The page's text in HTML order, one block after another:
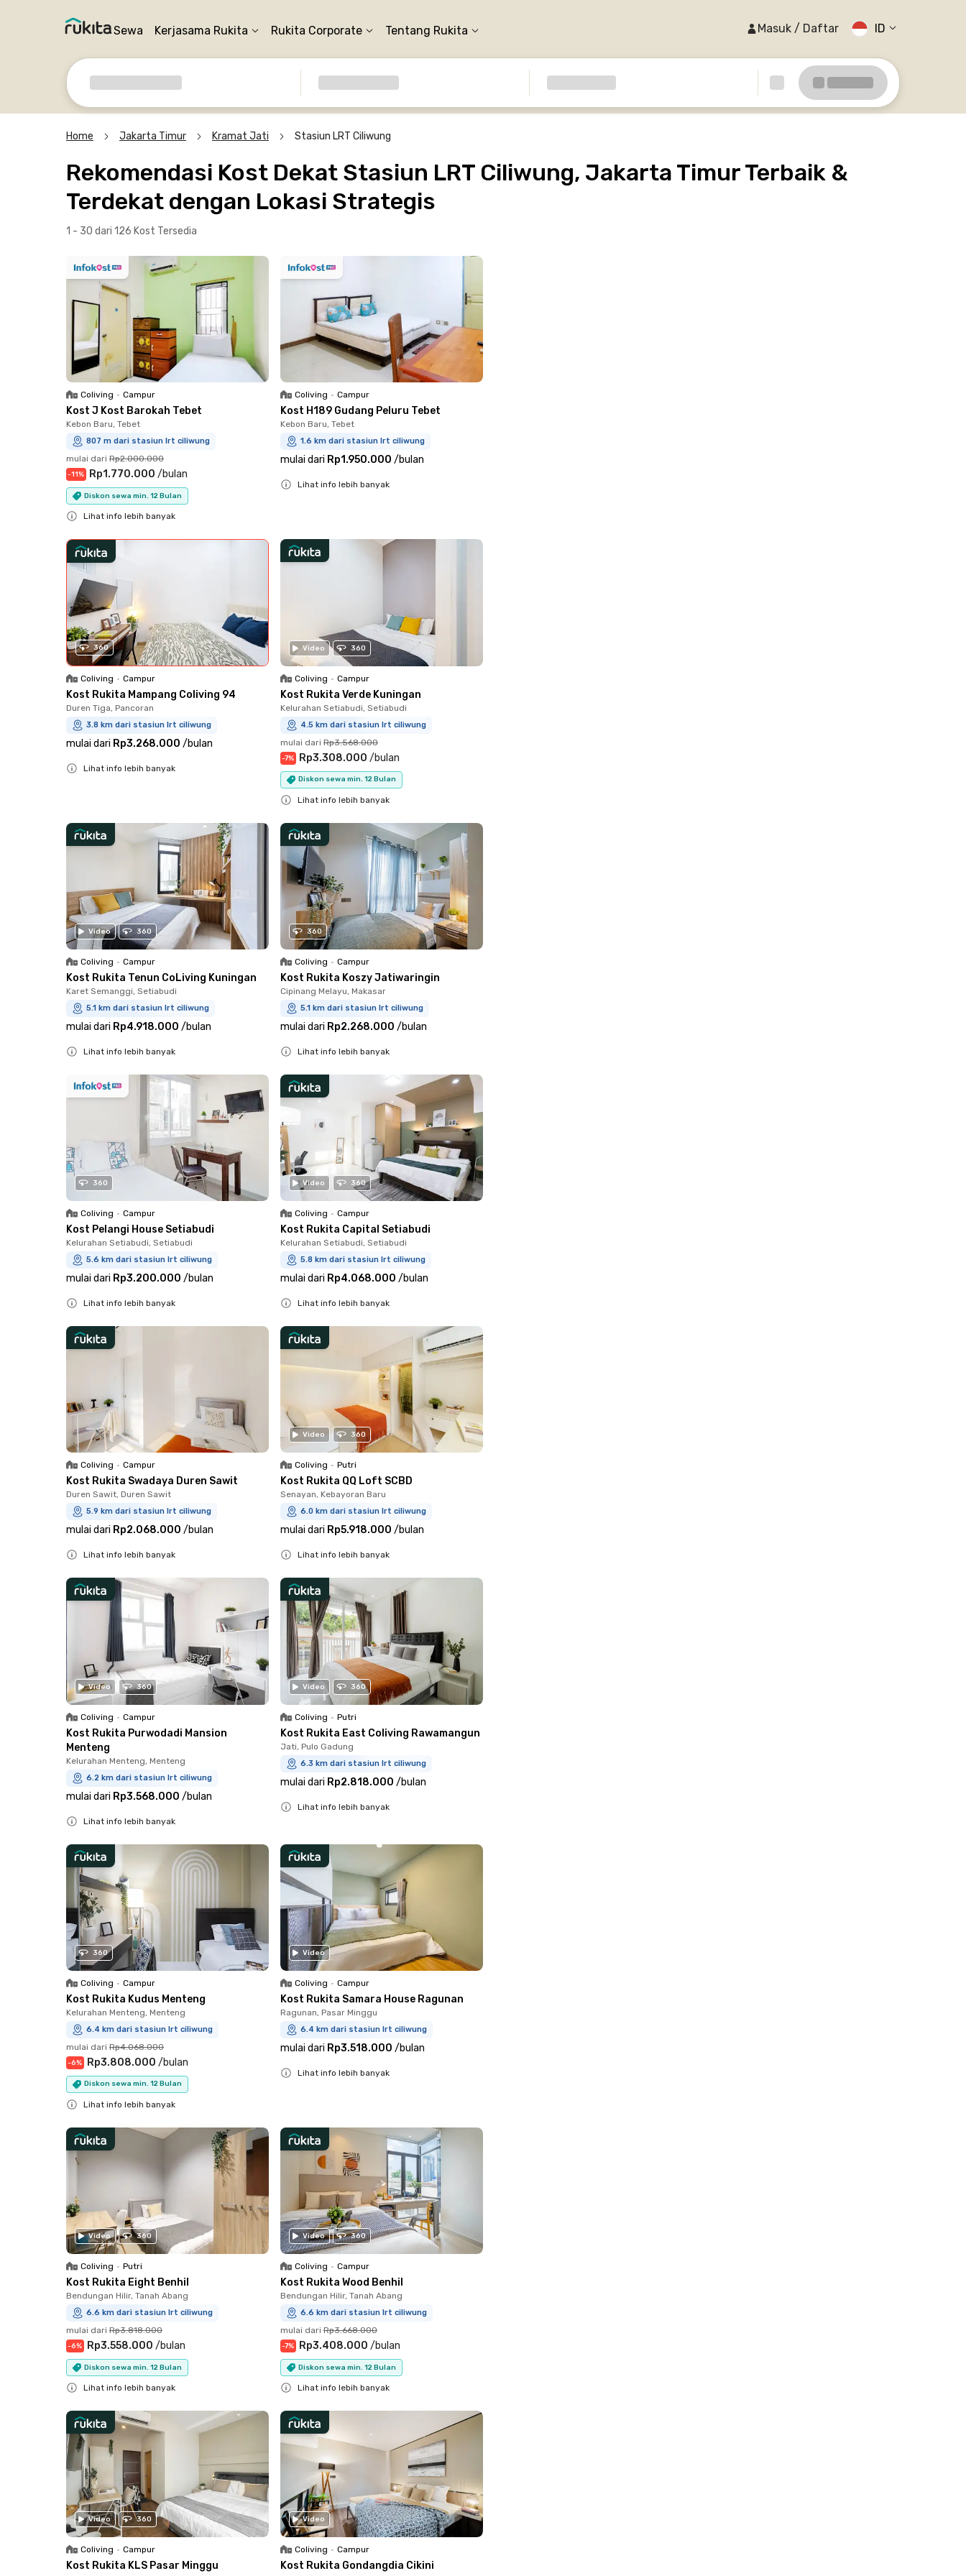
Sewa Kerjasama Rukita Rukita Corporate Tentang Rukita Masuk / Daftar ID
Home Jakarta Timur Kramat Jati Stasiun LRT Ciliwung
Rekomendasi Kost Dekat Stasiun LRT Ciliwung, Jakarta Timur Terbaik &
Terdekat dengan Lokasi Strategis
1 - 30 dari 126 Kost Tersedia
Coliving • Campur
Kost J Kost Barokah Tebet
Kebon Baru, Tebet
807 m dari stasiun lrt ciliwung
mulai dari Rp2.000.000
-11% Rp1.770.000 /bulan
Diskon sewa min. 12 Bulan
Lihat info lebih banyak
Coliving • Campur
Kost H189 Gudang Peluru Tebet
Kebon Baru, Tebet
1.6 km dari stasiun lrt ciliwung
mulai dari Rp1.950.000 /bulan
Lihat info lebih banyak
360
Coliving • Campur
Kost Rukita Mampang Coliving 94
Duren Tiga, Pancoran
3.8 km dari stasiun lrt ciliwung
mulai dari Rp3.268.000 /bulan
Lihat info lebih banyak
Video 360
Coliving • Campur
Kost Rukita Verde Kuningan
Kelurahan Setiabudi, Setiabudi
4.5 km dari stasiun lrt ciliwung
mulai dari Rp3.568.000
-7% Rp3.308.000 /bulan
Diskon sewa min. 12 Bulan
Lihat info lebih banyak
Video 360
Coliving • Campur
Kost Rukita Tenun CoLiving Kuningan
Karet Semanggi, Setiabudi
5.1 km dari stasiun lrt ciliwung
mulai dari Rp4.918.000 /bulan
Lihat info lebih banyak
360
Coliving • Campur
Kost Rukita Koszy Jatiwaringin
Cipinang Melayu, Makasar
5.1 km dari stasiun lrt ciliwung
mulai dari Rp2.268.000 /bulan
Lihat info lebih banyak
360
Coliving • Campur
Kost Pelangi House Setiabudi
Kelurahan Setiabudi, Setiabudi
5.6 km dari stasiun lrt ciliwung
mulai dari Rp3.200.000 /bulan
Lihat info lebih banyak
Video 360
Coliving • Campur
Kost Rukita Capital Setiabudi
Kelurahan Setiabudi, Setiabudi
5.8 km dari stasiun lrt ciliwung
mulai dari Rp4.068.000 /bulan
Lihat info lebih banyak
Coliving • Campur
Kost Rukita Swadaya Duren Sawit
Duren Sawit, Duren Sawit
5.9 km dari stasiun lrt ciliwung
mulai dari Rp2.068.000 /bulan
Lihat info lebih banyak
Video 360
Coliving • Putri
Kost Rukita QQ Loft SCBD
Senayan, Kebayoran Baru
6.0 km dari stasiun lrt ciliwung
mulai dari Rp5.918.000 /bulan
Lihat info lebih banyak
Video 360
Coliving • Campur
Kost Rukita Purwodadi Mansion
Menteng
Kelurahan Menteng, Menteng
6.2 km dari stasiun lrt ciliwung
mulai dari Rp3.568.000 /bulan
Lihat info lebih banyak
Video 360
Coliving • Putri
Kost Rukita East Coliving Rawamangun
Jati, Pulo Gadung
6.3 km dari stasiun lrt ciliwung
mulai dari Rp2.818.000 /bulan
Lihat info lebih banyak
360
Coliving • Campur
Kost Rukita Kudus Menteng
Kelurahan Menteng, Menteng
6.4 km dari stasiun lrt ciliwung
mulai dari Rp4.068.000
-6% Rp3.808.000 /bulan
Diskon sewa min. 12 Bulan
Lihat info lebih banyak
Video
Coliving • Campur
Kost Rukita Samara House Ragunan
Ragunan, Pasar Minggu
6.4 km dari stasiun lrt ciliwung
mulai dari Rp3.518.000 /bulan
Lihat info lebih banyak
Video 360
Coliving • Putri
Kost Rukita Eight Benhil
Bendungan Hilir, Tanah Abang
6.6 km dari stasiun lrt ciliwung
mulai dari Rp3.818.000
-6% Rp3.558.000 /bulan
Diskon sewa min. 12 Bulan
Lihat info lebih banyak
Video 360
Coliving • Campur
Kost Rukita Wood Benhil
Bendungan Hilir, Tanah Abang
6.6 km dari stasiun lrt ciliwung
mulai dari Rp3.668.000
-7% Rp3.408.000 /bulan
Diskon sewa min. 12 Bulan
Lihat info lebih banyak
Video 360
Coliving • Campur
Kost Rukita KLS Pasar Minggu
Video
Coliving • Campur
Kost Rukita Gondangdia Cikini